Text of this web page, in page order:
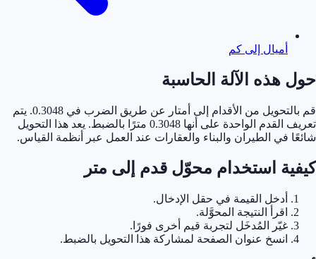
أميال إلى كم
حول هذه الآلة الحاسبة
قم بالتحويل من الأقدام إلى أمتار عن طريق الضرب في 0.3048. يتم
تعريف القدم الواحدة على أنها 0.3048 مترًا بالضبط. يعد هذا التحويل
شائعًا في الطيران والبناء والعقارات عند العمل عبر أنظمة القياس.
كيفية استخدام محوّل قدم إلى متر
أدخل القيمة في حقل الإدخال.
اقرأ النتيجة المحوَّلة.
غيّر المُدخَل لتجربة قيم أخرى فورًا.
انسخ عنوان الصفحة لمشاركة هذا التحويل بالضبط.